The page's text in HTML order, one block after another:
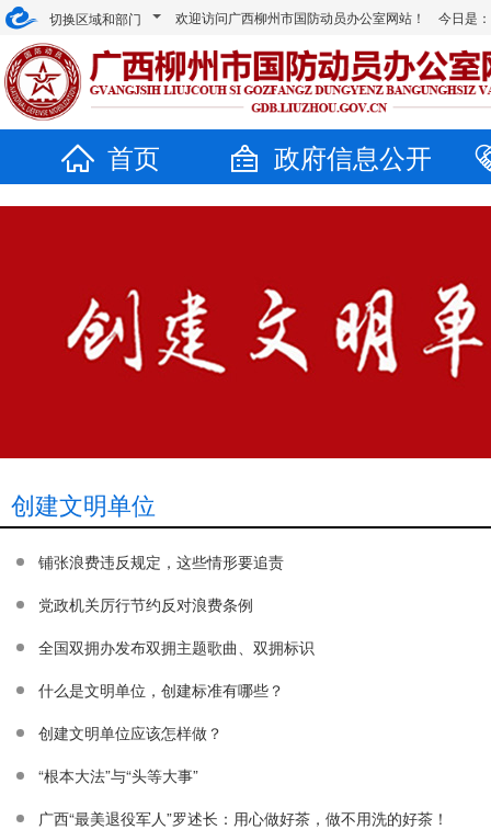
切换区域和部门 欢迎访问广西柳州市国防动员办公室网站！ 今日是
首页 政府信息公开
创建文明单位
铺张浪费违反规定，这些情形要追责
党政机关厉行节约反对浪费条例
全国双拥办发布双拥主题歌曲、双拥标识
什么是文明单位，创建标准有哪些？
创建文明单位应该怎样做？
“根本大法”与“头等大事”
广西“最美退役军人”罗述长：用心做好茶，做不用洗的好茶！